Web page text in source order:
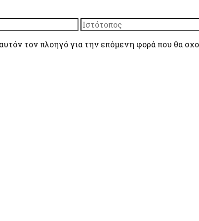
Ιστότοπος
τον πλοηγό για την επόμενη φορά που θα